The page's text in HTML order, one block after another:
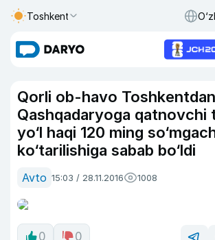
Toshkent
Qorli ob-havo Toshkentdan
Qashqadaryoga qatnovchi
yo‘l haqi 120 ming
ko‘tarilishiga sabab bo‘ldi
Avto 15:03 / 28.11.2016 1008
0 0